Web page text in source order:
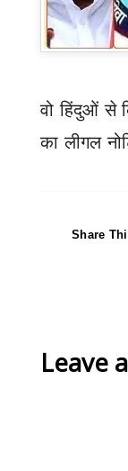
वो हिंदुओं से
का लीगल
Share
Leave